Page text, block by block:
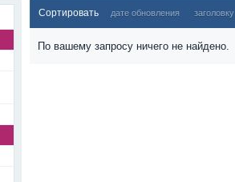
Сортировать дате обновления заголовку
По вашему запросу ничего не найдено.